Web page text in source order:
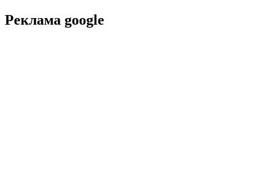
Реклама google